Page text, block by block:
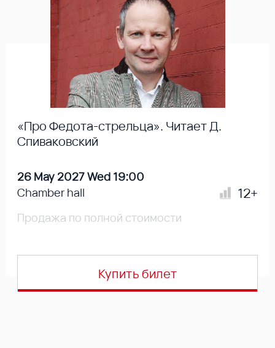
«Про Федота-стрельца». Читает Д.
Спиваковский
26 May 2027 Wed 19:00
Chamber hall
12+
Продажа по полной стоимости
Купить билет